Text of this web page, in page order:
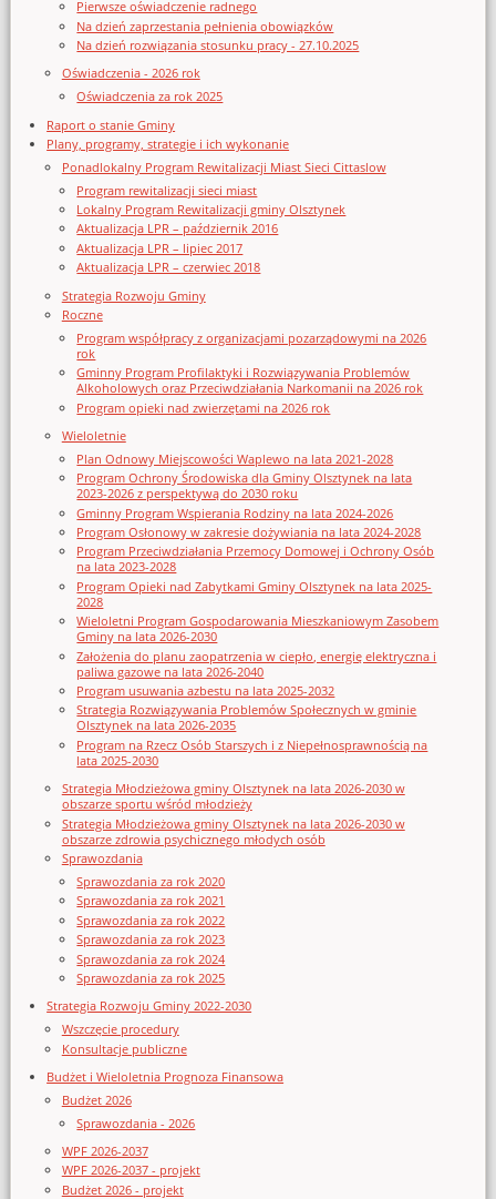
Pierwsze oświadczenie radnego
Na dzień zaprzestania pełnienia obowiązków
Na dzień rozwiązania stosunku pracy - 27.10.2025
Oświadczenia - 2026 rok
Oświadczenia za rok 2025
Raport o stanie Gminy
Plany, programy, strategie i ich wykonanie
Ponadlokalny Program Rewitalizacji Miast Sieci Cittaslow
Program rewitalizacji sieci miast
Lokalny Program Rewitalizacji gminy Olsztynek
Aktualizacja LPR – październik 2016
Aktualizacja LPR – lipiec 2017
Aktualizacja LPR – czerwiec 2018
Strategia Rozwoju Gminy
Roczne
Program współpracy z organizacjami pozarządowymi na 2026
rok
Gminny Program Profilaktyki i Rozwiązywania Problemów
Alkoholowych oraz Przeciwdziałania Narkomanii na 2026 rok
Program opieki nad zwierzętami na 2026 rok
Wieloletnie
Plan Odnowy Miejscowości Waplewo na lata 2021-2028
Program Ochrony Środowiska dla Gminy Olsztynek na lata
2023-2026 z perspektywą do 2030 roku
Gminny Program Wspierania Rodziny na lata 2024-2026
Program Osłonowy w zakresie dożywiania na lata 2024-2028
Program Przeciwdziałania Przemocy Domowej i Ochrony Osób
na lata 2023-2028
Program Opieki nad Zabytkami Gminy Olsztynek na lata 2025-
2028
Wieloletni Program Gospodarowania Mieszkaniowym Zasobem
Gminy na lata 2026-2030
Założenia do planu zaopatrzenia w ciepło, energię elektryczna i
paliwa gazowe na lata 2026-2040
Program usuwania azbestu na lata 2025-2032
Strategia Rozwiązywania Problemów Społecznych w gminie
Olsztynek na lata 2026-2035
Program na Rzecz Osób Starszych i z Niepełnosprawnością na
lata 2025-2030
Strategia Młodzieżowa gminy Olsztynek na lata 2026-2030 w
obszarze sportu wśród młodzieży
Strategia Młodzieżowa gminy Olsztynek na lata 2026-2030 w
obszarze zdrowia psychicznego młodych osób
Sprawozdania
Sprawozdania za rok 2020
Sprawozdania za rok 2021
Sprawozdania za rok 2022
Sprawozdania za rok 2023
Sprawozdania za rok 2024
Sprawozdania za rok 2025
Strategia Rozwoju Gminy 2022-2030
Wszczęcie procedury
Konsultacje publiczne
Budżet i Wieloletnia Prognoza Finansowa
Budżet 2026
Sprawozdania - 2026
WPF 2026-2037
WPF 2026-2037 - projekt
Budżet 2026 - projekt